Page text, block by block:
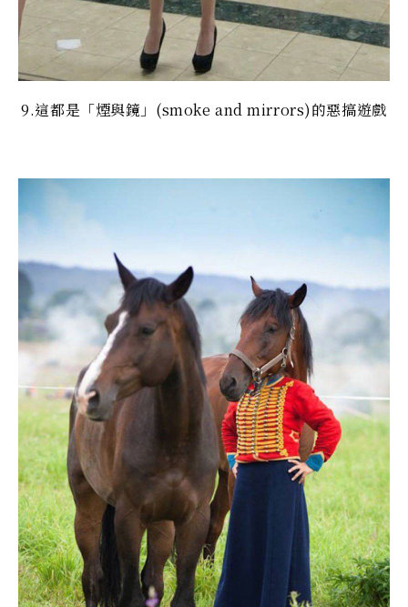
9.這都是「煙與鏡」(smoke and mirrors)的惡搞遊戲